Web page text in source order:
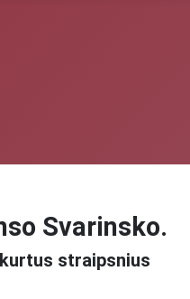
Svarinsko.
straipsnius